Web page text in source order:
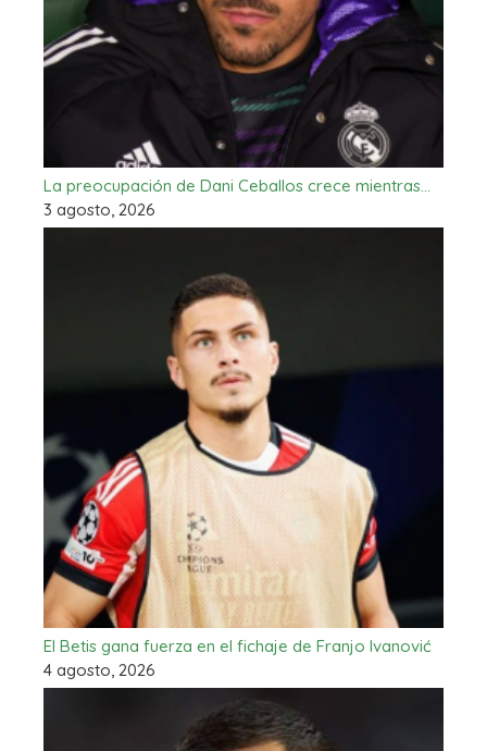
La preocupación de Dani Ceballos crece mientras…
3 agosto, 2026
El Betis gana fuerza en el fichaje de Franjo Ivanović
4 agosto, 2026